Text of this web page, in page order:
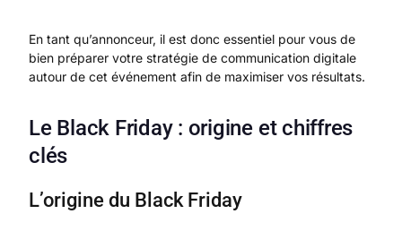
En tant qu’annonceur, il est donc essentiel pour vous de
bien préparer votre stratégie de communication digitale
autour de cet événement afin de maximiser vos résultats.
Le Black Friday : origine et chiffres
clés
L’origine du Black Friday